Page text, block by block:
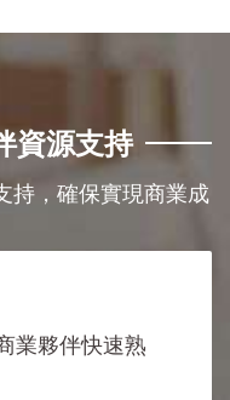
資源支持
持，確保實現商業成
業夥伴快速熟